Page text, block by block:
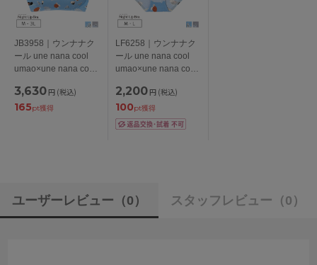
JB3958｜ウンナナク
ール une nana cool
umao×une nana cool
ンワイヤーブラ
M/L/LL/3L
3,630 円 (税込)
165pt獲得
LF6258｜ウンナナク
ール une nana cool
umao×une nana cool
スタンダードショーツ
M/L
2,200 円 (税込)
100pt獲得
ユーザーレビュー （0） スタッフレビュー （0）